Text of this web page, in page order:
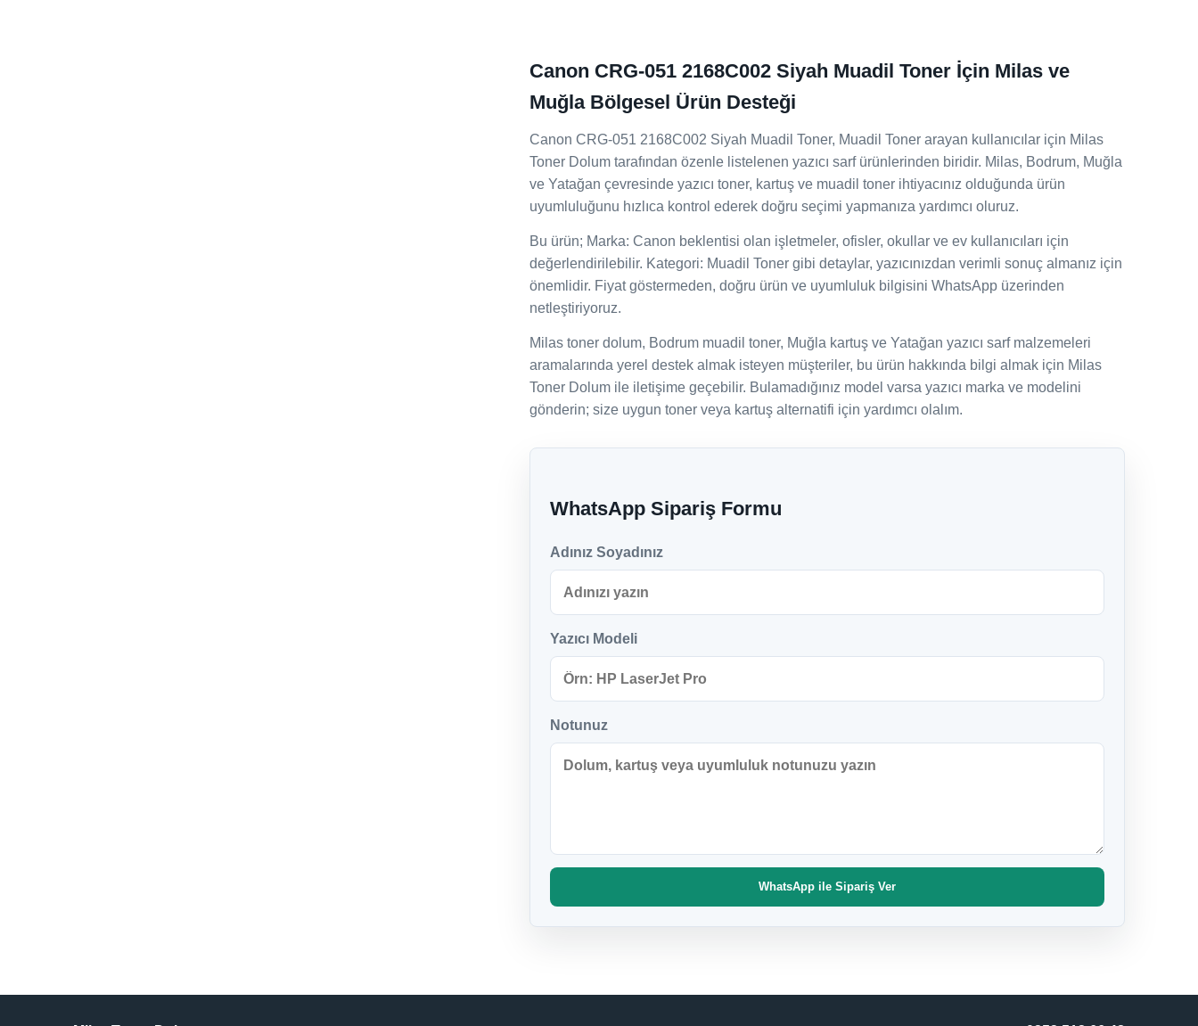
Canon CRG-051 2168C002 Siyah Muadil Toner İçin Milas ve
Muğla Bölgesel Ürün Desteği
Canon CRG-051 2168C002 Siyah Muadil Toner, Muadil Toner arayan kullanıcılar için Milas
Toner Dolum tarafından özenle listelenen yazıcı sarf ürünlerinden biridir. Milas, Bodrum, Muğla
ve Yatağan çevresinde yazıcı toner, kartuş ve muadil toner ihtiyacınız olduğunda ürün
uyumluluğunu hızlıca kontrol ederek doğru seçimi yapmanıza yardımcı oluruz.
Bu ürün; Marka: Canon beklentisi olan işletmeler, ofisler, okullar ve ev kullanıcıları için
değerlendirilebilir. Kategori: Muadil Toner gibi detaylar, yazıcınızdan verimli sonuç almanız için
önemlidir. Fiyat göstermeden, doğru ürün ve uyumluluk bilgisini WhatsApp üzerinden
netleştiriyoruz.
Milas toner dolum, Bodrum muadil toner, Muğla kartuş ve Yatağan yazıcı sarf malzemeleri
aramalarında yerel destek almak isteyen müşteriler, bu ürün hakkında bilgi almak için Milas
Toner Dolum ile iletişime geçebilir. Bulamadığınız model varsa yazıcı marka ve modelini
gönderin; size uygun toner veya kartuş alternatifi için yardımcı olalım.
WhatsApp Sipariş Formu
Adınız Soyadınız
Yazıcı Modeli
Notunuz
WhatsApp ile Sipariş Ver